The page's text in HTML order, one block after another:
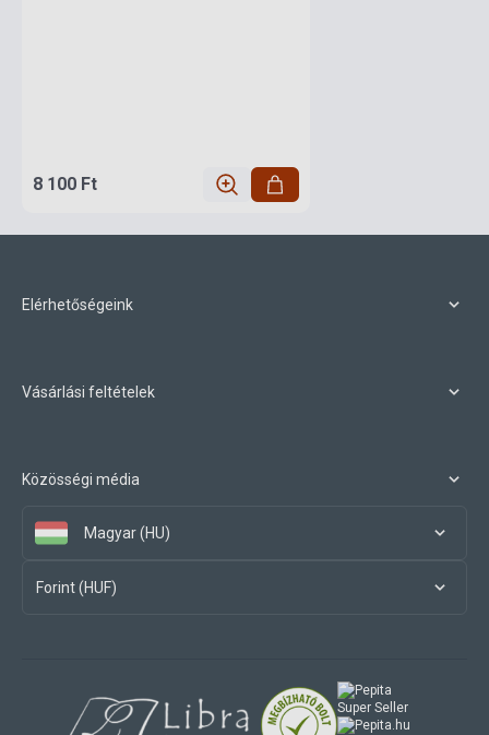
8 100 Ft
Elérhetőségeink
Vásárlási feltételek
Közösségi média
Magyar (HU)
Forint (HUF)